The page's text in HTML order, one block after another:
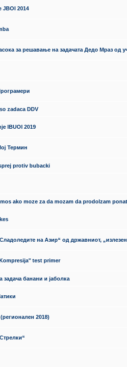
JBOI 2014
за решавање на задачата Дедо Мраз од
zadaca DDV
IBUOI 2019
Термин
protiv bubacki
ako moze za da mozam da prodolzam
на Азир“ од државниот,
test primer
задача банани и јаболка
2018)